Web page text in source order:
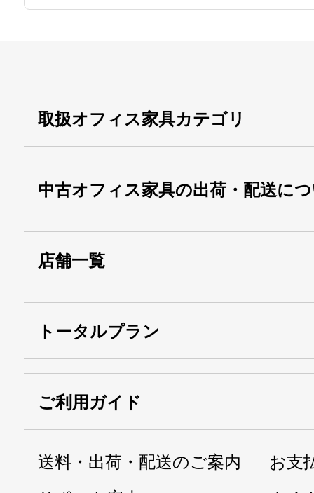
取扱オフィス家具カテゴリ
中古オフィス家具の出荷・配送に
店舗一覧
トータルプラン
ご利用ガイド
送料・出荷・配送のご案内
お支